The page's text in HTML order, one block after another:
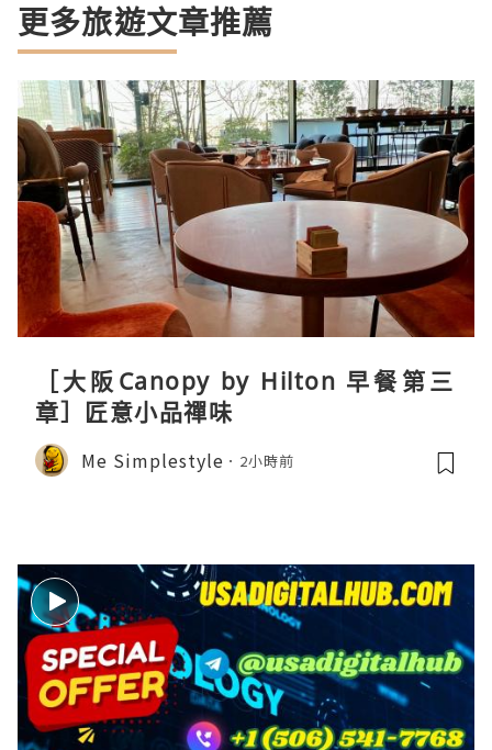
更多旅遊文章推薦
［大阪Canopy by Hilton 早餐第三
章］匠意小品禪味
Me Simplestyle 2小時前